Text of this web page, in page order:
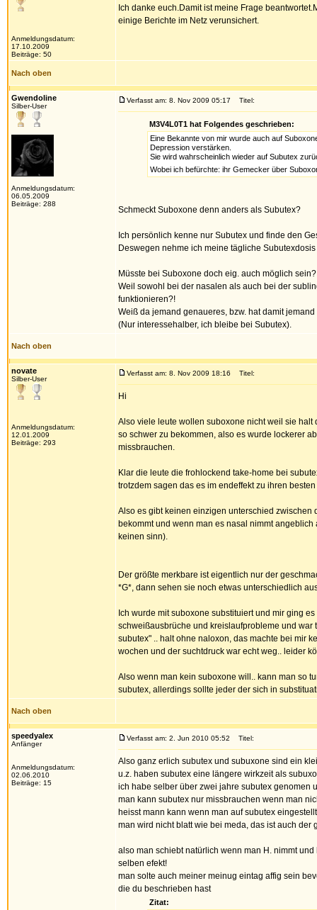
Anmeldungsdatum:
17.10.2009
Beiträge: 50
Ich danke euch.Damit ist meine Frage
einige Berichte im Netz verunsichert.
Nach oben
Gwendoline
Silber-User
Anmeldungsdatum:
06.05.2009
Beiträge: 288
Verfasst am: 8. Nov 2009 05:17 Titel:
M3V4L0T1 hat Folgendes geschrieben:
Eine Bekannte von mir wurde auch auf
Depression verstärken.
Sie wird wahrscheinlich wieder auf Subutex
Wobei ich befürchte: ihr Gemecker über
Schmeckt Suboxone denn anders als Subutex?
Ich persönlich kenne nur Subutex und finde den
Deswegen nehme ich meine tägliche
Müsste bei Suboxone doch eig. auch möglich
Weil sowohl bei der nasalen als auch bei der
funktionieren?!
Weiß da jemand genaueres, bzw. hat damit
(Nur interessehalber, ich bleibe bei Subutex).
Nach oben
novate
Silber-User
Anmeldungsdatum:
12.01.2009
Beiträge: 293
Verfasst am: 8. Nov 2009 18:16 Titel:
Hi
Also viele leute wollen suboxone nicht weil sie
so schwer zu bekommen, also es wurde lockerer
missbrauchen.
Klar die leute die frohlockend take-home bei
trotzdem sagen das es im endeffekt zu ihren
Also es gibt keinen einzigen unterschied
bekommt und wenn man es nasal nimmt
keinen sinn).
Der größte merkbare ist eigentlich nur der
*G*, dann sehen sie noch etwas unterschiedlich
Ich wurde mit suboxone substituiert und mir ging
schweißausbrüche und kreislaufprobleme und war
subutex" .. halt ohne naloxon, das machte bei mir
wochen und der suchtdruck war echt weg.. leider
Also wenn man kein suboxone will.. kann man so
subutex, allerdings sollte jeder der sich in
Nach oben
speedyalex
Anfänger
Anmeldungsdatum:
02.06.2010
Beiträge: 15
Verfasst am: 2. Jun 2010 05:52 Titel:
Also ganz erlich subutex und subuxone sind ein
u.z. haben subutex eine längere wirkzeit als
ich habe selber über zwei jahre subutex genomen
man kann subutex nur missbrauchen wenn man
heisst mann kann wenn man auf subutex
man wird nicht blatt wie bei meda, das ist auch
also man schiebt natürlich wenn man H. nimmt
selben efekt!
man solte auch meiner meinug eintag affig sein
die du beschrieben hast
Zitat: